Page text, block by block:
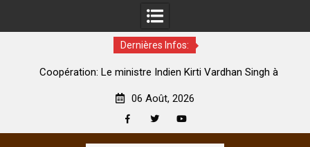
Dernières Infos:
Coopération: Le ministre Indien Kirti Vardhan Singh à
06 Août, 2026